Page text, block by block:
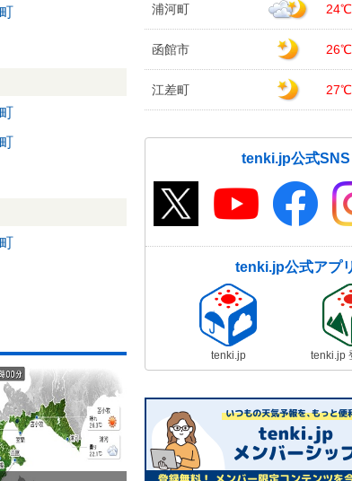
浦河町 24℃
函館市 26℃
江差町 27℃
tenki.jp公式SNS
tenki.jp公式アプ
tenki.jp tenki.jp